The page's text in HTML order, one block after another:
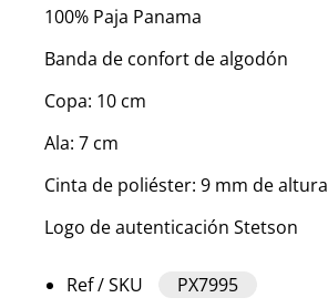
100% Paja Panama
Banda de confort de algodón
Copa: 10 cm
Ala: 7 cm
Cinta de poliéster: 9 mm de altura
Logo de autenticación Stetson
Ref / SKU PX7995